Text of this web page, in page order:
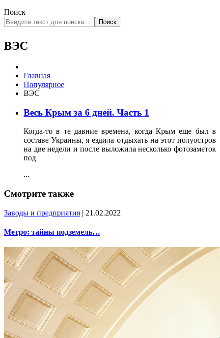
Поиск
Поиск
ВЭС
Главная
Популярное
ВЭС
Весь Крым за 6 дней. Часть 1
Когда-то в те давние времена, когда Крым еще был в
составе Украины, я ездила отдыхать на этот полуостров
на две недели и после выложила несколько фотозаметок
под
...
Смотрите также
Заводы и предприятия | 21.02.2022
Метро: тайны подземель…